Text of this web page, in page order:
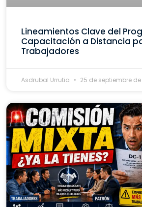
Lineamientos Clave del
Capacitación a Distancia
Trabajadores
Asdrubal Urrutia 25 de septiembre de